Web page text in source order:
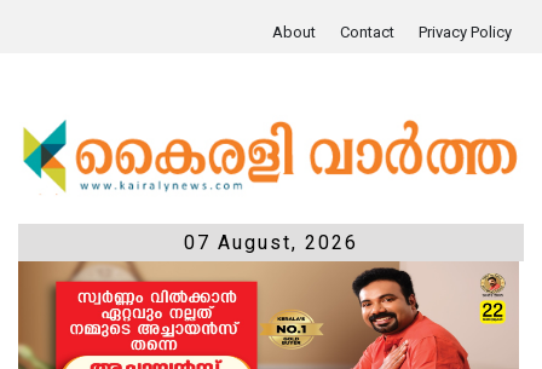
About Contact Privacy Policy
07 August, 2026